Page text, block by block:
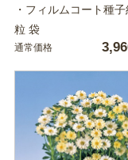
・フィルムコート種
粒 袋
通常価格